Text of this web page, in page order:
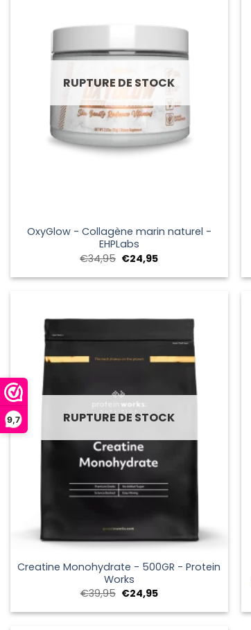
9,7
RUPTURE DE STOCK
OxyGlow - Collagène marin naturel -
EHPLabs
€34,95 Le
initial
€24,95Le
actuel
RUPTURE DE STOCK
Creatine Monohydrate - 500GR - Protein
Works
€39,95 Le
initial
€24,95Le
actuel